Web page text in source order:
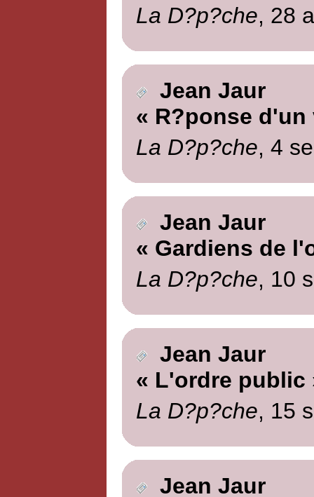
La D?p?che, 28
Jean Jaur
« R?ponse
La D?p?che, 4
Jean Jaur
« Gardiens de
La D?p?che, 10
Jean Jaur
« L'ordre public
La D?p?che, 15
Jean Jaur